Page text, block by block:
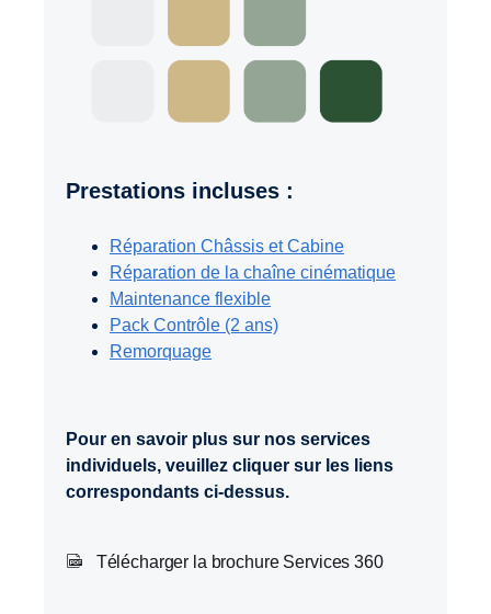
Prestations incluses :
Réparation Châssis et Cabine
Réparation de la chaîne cinématique
Maintenance flexible
Pack Contrôle (2 ans)
Remorquage
Pour en savoir plus sur nos services
individuels, veuillez cliquer sur les liens
correspondants ci-dessus.
Télécharger la brochure Services 360